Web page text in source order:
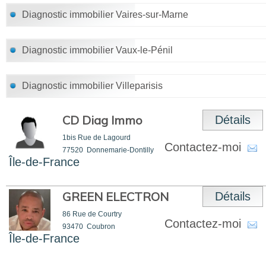
Diagnostic immobilier Vaires-sur-Marne
Diagnostic immobilier Vaux-le-Pénil
Diagnostic immobilier Villeparisis
CD Diag Immo
1bis Rue de Lagourd
77520 Donnemarie-Dontilly
Île-de-France
Détails
Contactez-moi
GREEN ELECTRON
86 Rue de Courtry
93470 Coubron
Île-de-France
Détails
Contactez-moi